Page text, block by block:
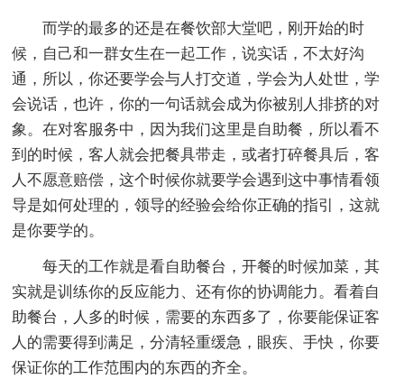
而学的最多的还是在餐饮部大堂吧，刚开始的时
候，自己和一群女生在一起工作，说实话，不太好沟
通，所以，你还要学会与人打交道，学会为人处世，学
会说话，也许，你的一句话就会成为你被别人排挤的对
象。在对客服务中，因为我们这里是自助餐，所以看不
到的时候，客人就会把餐具带走，或者打碎餐具后，客
人不愿意赔偿，这个时候你就要学会遇到这中事情看领
导是如何处理的，领导的经验会给你正确的指引，这就
是你要学的。
每天的工作就是看自助餐台，开餐的时候加菜，其
实就是训练你的反应能力、还有你的协调能力。看着自
助餐台，人多的时候，需要的东西多了，你要能保证客
人的需要得到满足，分清轻重缓急，眼疾、手快，你要
保证你的工作范围内的东西的齐全。